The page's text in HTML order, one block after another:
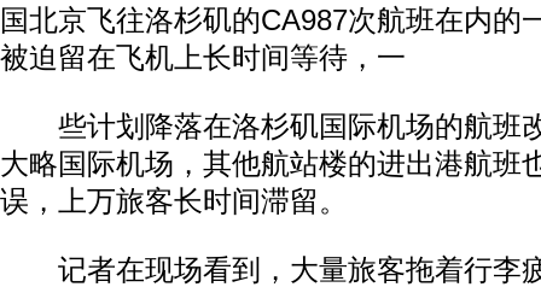
国北京飞往洛杉矶的CA987次航班在内的
被迫留在飞机上长时间等待，一
些计划降落在洛杉矶国际机场的航班
大略国际机场，其他航站楼的进出港航班
误，上万旅客长时间滞留。
记者在现场看到，大量旅客拖着行李